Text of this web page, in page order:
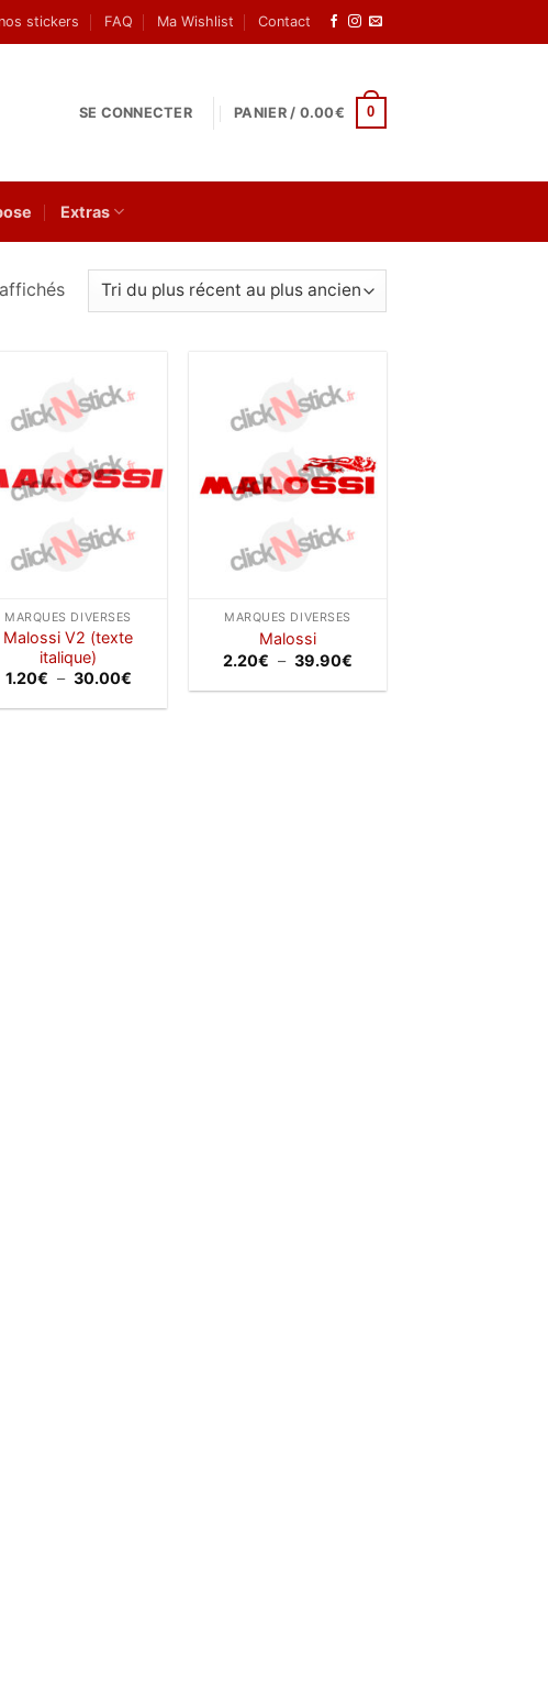
stickers FAQ Ma Wishlist Contact
SE CONNECTER PANIER / 0.00€ 0
Extras
Trié
au
plus
ancien
MARQUES DIVERSES
Malossi V2 (texte
italique)
1.20€ – 30.00€Plage
prix :
MARQUES DIVERSES
Malossi
2.20€ – 39.90€
prix :